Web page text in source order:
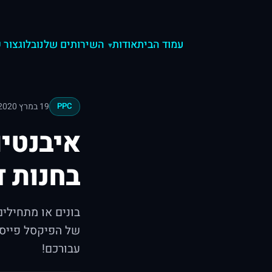
עמוד הביתאודות השירותים שלנובלוג
PPC 19 במרץ 2020
בחנות
בונים או
של הפיקסל
עבורכם!